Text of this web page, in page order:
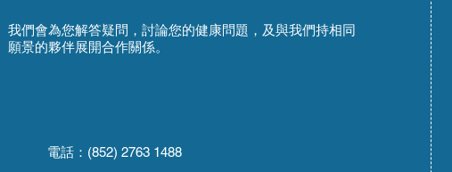
我們會為您解答疑問，討論您的健康問題，及與我們持相同
願景的夥伴展開合作關係。
電話：(852) 2763 1488